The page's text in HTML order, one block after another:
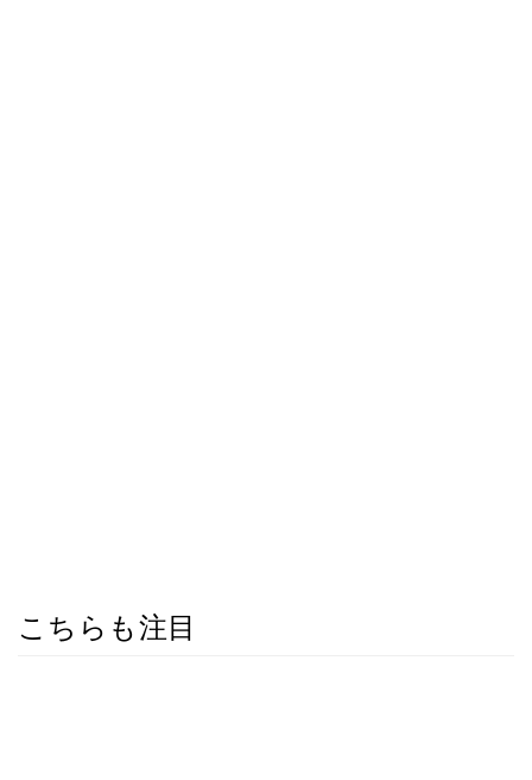
こちらも注目